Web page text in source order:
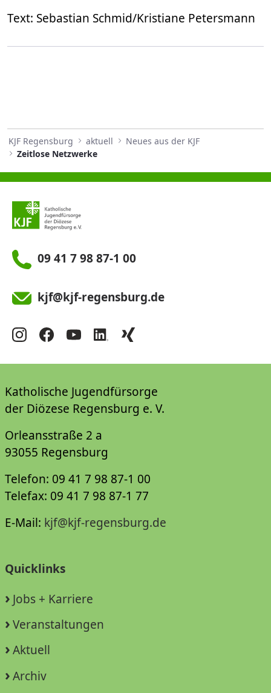
Text: Sebastian Schmid/Kristiane Petersmann
KJF Regensburg aktuell
Neues aus der KJF
Zeitlose Netzwerke
09 41 7 98 87-1 00
kjf@kjf-regensburg.de
Katholische Jugendfürsorge
der Diözese Regensburg e. V.
Orleansstraße 2 a
93055 Regensburg
Telefon: 09 41 7 98 87-1 00
Telefax: 09 41 7 98 87-1 77
E-Mail: kjf@kjf-regensburg.de
Quicklinks
Jobs + Karriere
Veranstaltungen
Aktuell
Archiv